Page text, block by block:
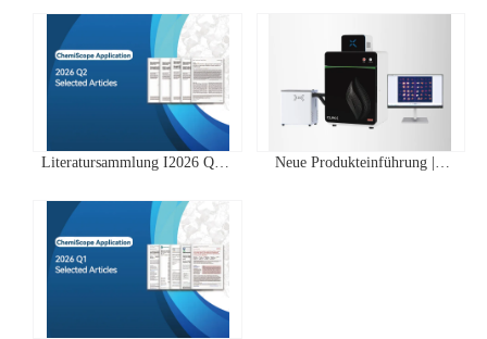
Literatursammlung I2026 Q2
Anwendungen
Neue Produkteinführung |